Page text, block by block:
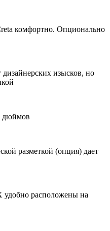
комфортно. Опционально
изысков, но
дюймов
разметкой (опция) дает
удобно расположены на